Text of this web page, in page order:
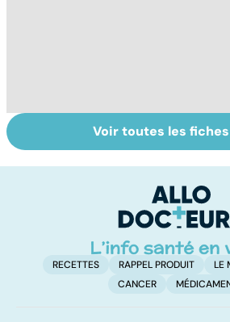
Médecins
étrangers : des
Tout
les
Voir toutes les
RECETTES RAPPEL PRODUIT
LE
CANCER